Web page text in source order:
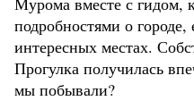
подробностями о
интересных местах.
Прогулка получилась
мы побывали?